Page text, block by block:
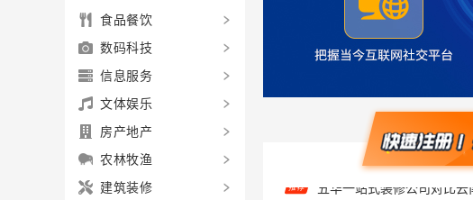
推荐
食品餐饮
数码科技
信息服务
文体娱乐
房产地产
农林牧渔
建筑装修